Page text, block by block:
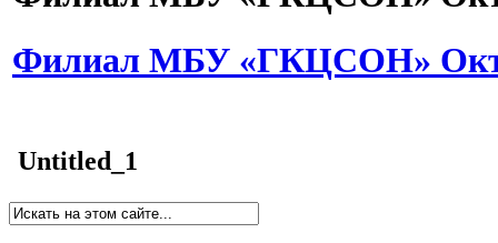
Филиал МБУ «ГКЦСОН»
Untitled_1